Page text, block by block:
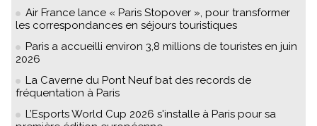
Air France lance « Paris Stopover », pour transformer
les correspondances en séjours touristiques
Paris a accueilli environ 3,8 millions de touristes en juin
2026
La Caverne du Pont Neuf bat des records de
fréquentation à Paris
L’Esports World Cup 2026 s'installe à Paris pour sa